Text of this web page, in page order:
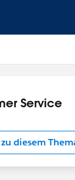
Service
diesem